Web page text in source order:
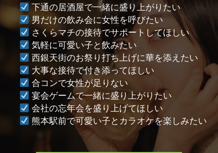
下通の居酒屋で一緒に盛り上がりたい
男だけの飲み会に女性を呼びたい
さくらマチの接待でサポートしてほしい
気軽に可愛い子と飲みたい
西銀天街のお祭り打ち上げに華を添えたい
大事な接待で付き添ってほしい
合コンで女性が足りない
宴会ゲームで一緒に盛り上がりたい
会社の忘年会を盛り上げてほしい
熊本駅前で可愛い子とカラオケを楽しみたい